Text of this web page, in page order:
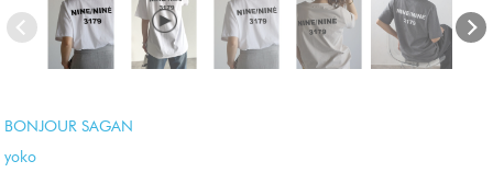
BONJOUR SAGAN
yoko